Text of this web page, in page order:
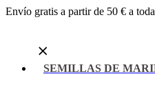
Envío gratis a partir de 50 € a
SEMILLAS DE